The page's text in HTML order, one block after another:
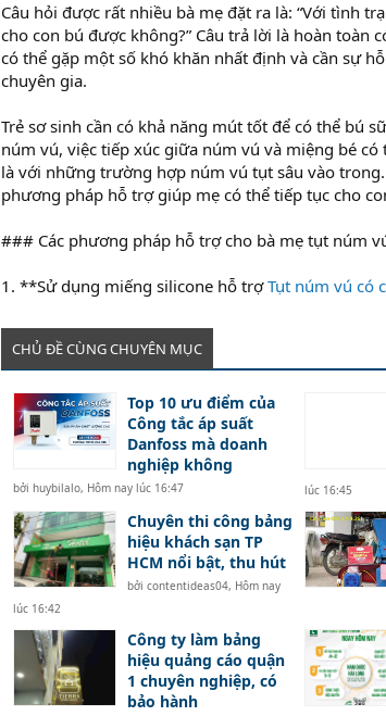
Câu hỏi được rất nhiều bà mẹ đặt ra là: “Với tình
cho con bú được không?” Câu trả lời là hoàn toàn
có thể gặp một số khó khăn nhất định và cần sự
chuyên gia.
Trẻ sơ sinh cần có khả năng mút tốt để có thể bú
núm vú, việc tiếp xúc giữa núm vú và miệng bé có
là với những trường hợp núm vú tụt sâu vào trong.
phương pháp hỗ trợ giúp mẹ có thể tiếp tục cho
### Các phương pháp hỗ trợ cho bà mẹ tụt núm
1. **Sử dụng miếng silicone hỗ trợTụt núm vú có
CHỦ ĐỀ CÙNG CHUYÊN MỤC
Top 10 ưu điểm của
Công tắc áp suất
Danfoss mà doanh
nghiệp không
bởi huybilalo, Hôm nay lúc 16:47
lúc 16:45
Chuyên thi công bảng
hiệu khách sạn TP
HCM nổi bật, thu hút
bởi contentideas04, Hôm nay
lúc 16:42
Công ty làm bảng
hiệu quảng cáo quận
1 chuyên nghiệp, có
bảo hành